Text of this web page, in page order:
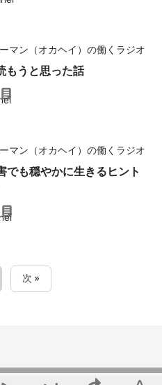
マン（オカヘイ）の働くラジオ
もうと思った話
マン（オカヘイ）の働くラジオ
でも穏やかに生きるヒント
次 »